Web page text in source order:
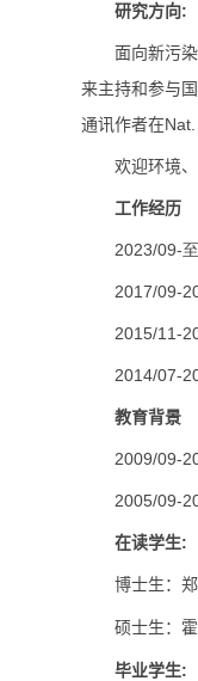
研究方向:
面向新污
来主持和参与
通讯作者在
欢迎环境
工作经历
2023/09-
2017/09-
2015/11-
2014/07-
教育背景
2009/09-
2005/09-
在读学生:
博士生：
硕士生：
毕业学生: